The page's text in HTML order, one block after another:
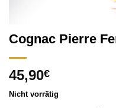
Cognac Pierre
45,90€
Nicht vorrätig